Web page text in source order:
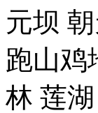
元坝
跑山鸡
林 莲